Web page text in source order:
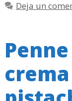
Deja un